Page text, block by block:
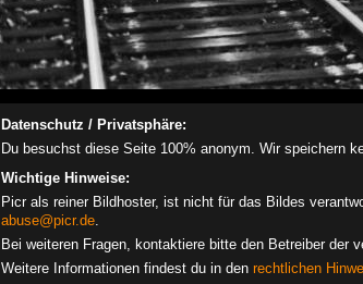
Datenschutz / Privatsphäre:
Du besuchst diese Seite 100% anonym. Wir speichern
Wichtige Hinweise:
Picr als reiner Bildhoster, ist nicht für das Bildes
abuse@picr.de.
Bei weiteren Fragen, kontaktiere bitte den Betreiber der
Weitere Informationen findest du in den rechtlichen